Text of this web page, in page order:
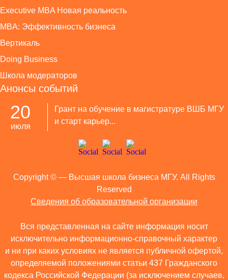
Executive MBA Новая реальность
MBA: Эффективность бизнеса
Вертикаль
Doing Business
Школа модераторов
Анонсы событий
20
июля
Грант на обучение в магистратуре ВШБ МГУ
и старт карьер...
Copyright © — Высшая школа бизнеса МГУ. All Rights
Reserved
Сведения об образовательной организации
Вся представленная на сайте информация носит
исключительно информационно-справочный характер
и ни при каких условиях не является публичной офертой,
определяемой положениями статьи 437 Гражданского
кодекса Российской Федерации (за исключением случаев,